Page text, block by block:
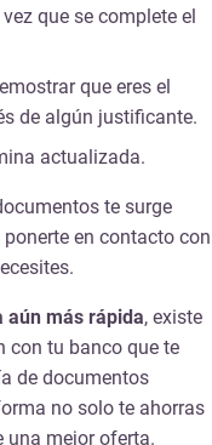
que se complete el
que eres el
de algún justificante.
actualizada.
te surge
en contacto con
aún más rápida, existe
con tu banco que te
de documentos
no solo te ahorras
una mejor oferta.